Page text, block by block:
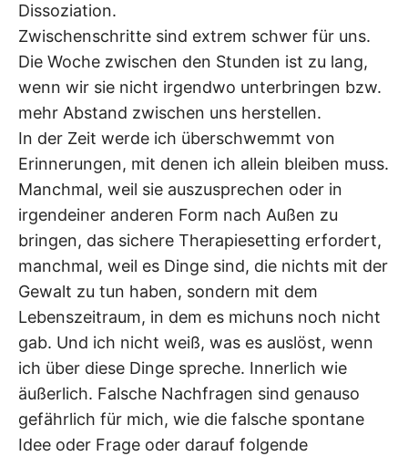
Dissoziation.
Zwischenschritte sind extrem schwer für uns.
Die Woche zwischen den Stunden ist zu lang,
wenn wir sie nicht irgendwo unterbringen bzw.
mehr Abstand zwischen uns herstellen.
In der Zeit werde ich überschwemmt von
Erinnerungen, mit denen ich allein bleiben muss.
Manchmal, weil sie auszusprechen oder in
irgendeiner anderen Form nach Außen zu
bringen, das sichere Therapiesetting erfordert,
manchmal, weil es Dinge sind, die nichts mit der
Gewalt zu tun haben, sondern mit dem
Lebenszeitraum, in dem es michuns noch nicht
gab. Und ich nicht weiß, was es auslöst, wenn
ich über diese Dinge spreche. Innerlich wie
äußerlich. Falsche Nachfragen sind genauso
gefährlich für mich, wie die falsche spontane
Idee oder Frage oder darauf folgende